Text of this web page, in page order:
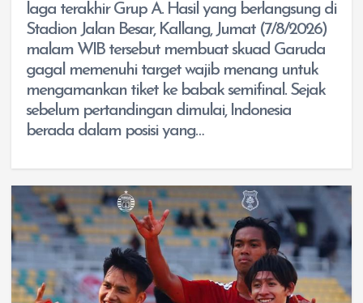
laga terakhir Grup A. Hasil yang berlangsung di
Stadion Jalan Besar, Kallang, Jumat (7/8/2026)
malam WIB tersebut membuat skuad Garuda
gagal memenuhi target wajib menang untuk
mengamankan tiket ke babak semifinal. Sejak
sebelum pertandingan dimulai, Indonesia
berada dalam posisi yang…